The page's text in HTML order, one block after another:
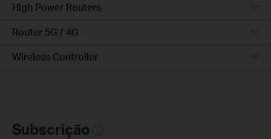
High Power Routers
Router 5G / 4G
Wireless Controller
Subscrição